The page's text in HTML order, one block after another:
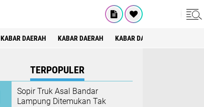
KABAR DAERAH KABAR DAERAH KABAR DAERAH
TERPOPULER
Sopir Truk Asal Bandar
Lampung Ditemukan Tak